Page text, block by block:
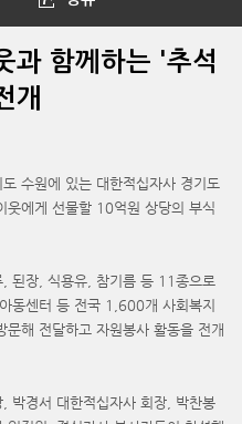
과 함께하는 '추석
개
수원에 있는 대한적십자사 경기도
웃에게 선물할 10억원 상당의 부식
된장, 식용유, 참기름 등 11종으로
동센터 등 전국 1,600개 사회복지
해 전달하고 자원봉사 활동을 전개
박경서 대한적십자사 회장, 박찬봉